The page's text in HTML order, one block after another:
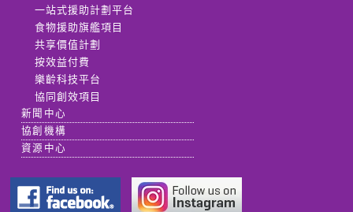
一站式援助計劃平台
食物援助旗艦項目
共享價值計劃
按效益付費
樂齡科技平台
協同創效項目
新聞中心
協創機構
資源中心